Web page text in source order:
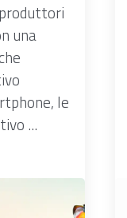
una
le
...